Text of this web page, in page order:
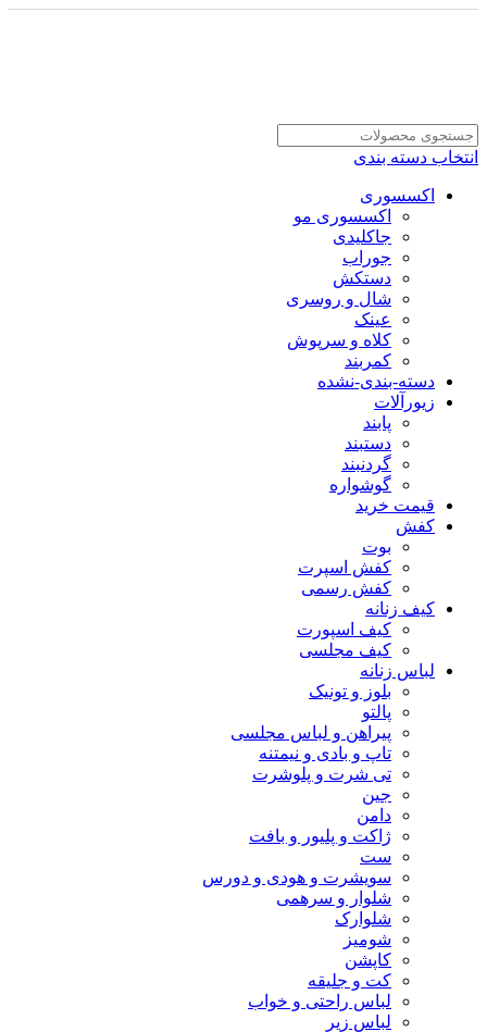
انتخاب دسته بندی
اکسسوری
اکسسوری مو
جاکلیدی
جوراب
دستکش
شال و روسری
عینک
کلاه و سرپوش
کمربند
دسته-بندی-نشده
زیورآلات
پابند
دستبند
گردنبند
گوشواره
قیمت خرید
کفش
بوت
کفش اسپرت
کفش رسمی
کیف زنانه
کیف اسپورت
کیف مجلسی
لباس زنانه
بلوز و تونیک
پالتو
پیراهن و لباس مجلسی
تاپ و بادی و نیمتنه
تی شرت و پلوشرت
جین
دامن
ژاکت و پلیور و بافت
ست
سویشرت و هودی و دورس
شلوار و سرهمی
شلوارک
شومیز
کاپشن
کت و جلیقه
لباس راحتی و خواب
لباس زیر